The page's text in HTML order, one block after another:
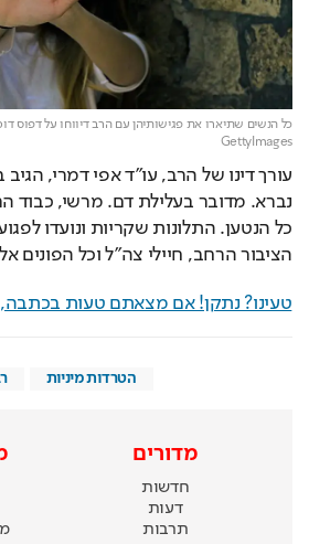
כל הנשים שתיארו את פגישותיהן עם הרב דיווחו על דפוס
GettyImages
הציבור הרחב, חיילי צה"ל וכל הפונים
טעינו? נתקן! אם מצאתם טעות
הטרדות מיניות
מדורים
חדשות
דעות
תרבות